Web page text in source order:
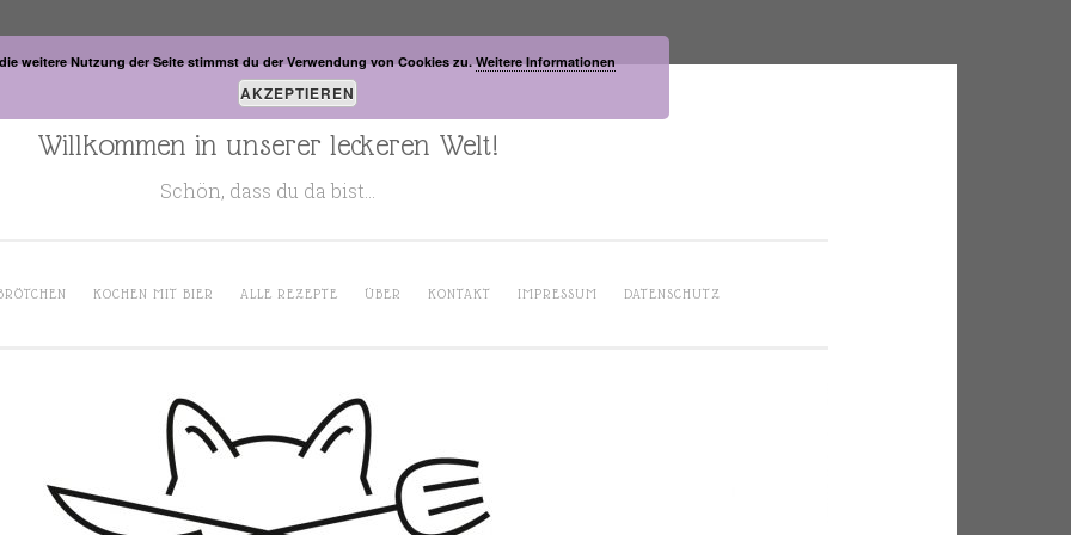
Willkommen in unserer leckeren Welt!
Schön, dass du da bist…
KOCHEN MIT BIER ALLE REZEPTE ÜBER KONTAKT IMPRESSUM DATENSCHUTZ
weitere Nutzung der Seite stimmst du der Verwendung von Cookies zu. Weitere Informationen
AKZEPTIEREN